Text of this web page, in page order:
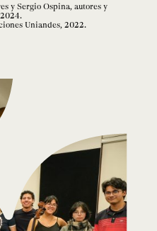
y Sergio Ospina, autores y
Uniandes, 2022.